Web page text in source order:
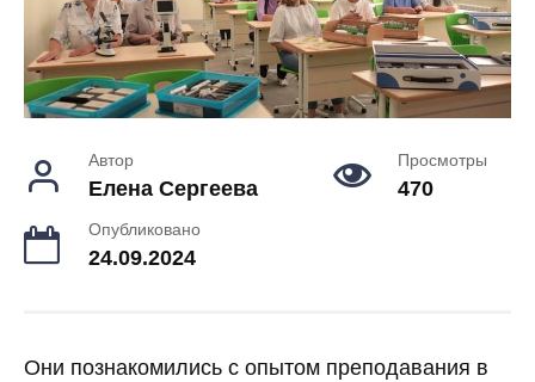
Автор
Елена Сергеева
Просмотры
470
Опубликовано
24.09.2024
Они познакомились с опытом преподавания в